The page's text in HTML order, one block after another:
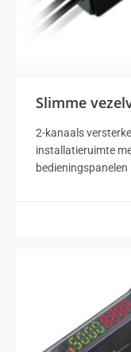
Slimme
2-kanaals
installatieruimte
bedieningspanelen